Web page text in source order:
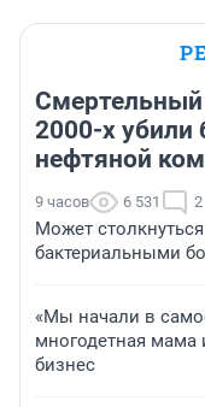
Смертельный
2000-х убили
нефтяной
9 часов 6 531 2
Может
бактериальными
«Мы начали в
многодетная мама
бизнес